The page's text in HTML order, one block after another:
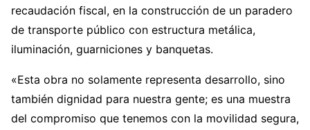
recaudación fiscal, en la construcción de un paradero
de transporte público con estructura metálica,
iluminación, guarniciones y banquetas.
«Esta obra no solamente representa desarrollo, sino
también dignidad para nuestra gente; es una muestra
del compromiso que tenemos con la movilidad segura,